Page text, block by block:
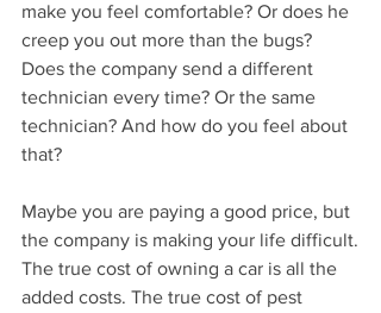
make you feel comfortable? Or does he
creep you out more than the bugs?
Does the company send a different
technician every time? Or the same
technician? And how do you feel about
that?
Maybe you are paying a good price, but
the company is making your life difficult.
The true cost of owning a car is all the
added costs. The true cost of pest